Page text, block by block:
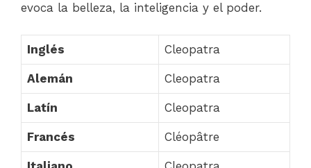
evoca la belleza, la inteligencia y el poder.
Inglés Cleopatra
Alemán Cleopatra
Latín Cleopatra
Francés Cléopâtre